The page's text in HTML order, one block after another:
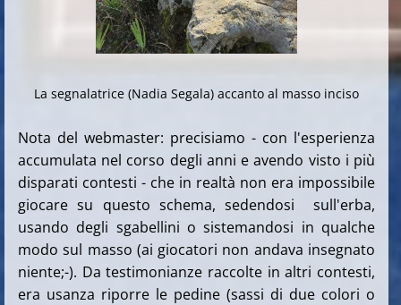
La segnalatrice (Nadia Segala) accanto al masso inciso
Nota del webmaster: precisiamo - con l'esperienza
accumulata nel corso degli anni e avendo visto i più
disparati contesti - che in realtà non era impossibile
giocare su questo schema, sedendosi sull'erba,
usando degli sgabellini o sistemandosi in qualche
modo sul masso (ai giocatori non andava insegnato
niente;-). Da testimonianze raccolte in altri contesti,
era usanza riporre le pedine (sassi di due colori o